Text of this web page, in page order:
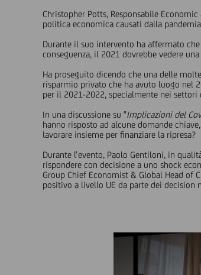
Christopher Potts, Responsabile
politica economica causati dalla
Durante il suo intervento ha affermato
conseguenza, il 2021 dovrebbe vedere
Ha proseguito dicendo che una delle
risparmio privato che ha avuto luogo nel
per il 2021-2022, specialmente nei
In una discussione su "Implicazioni del
hanno risposto ad alcune domande
lavorare insieme per finanziare la ripresa?
Durante l’evento, Paolo Gentiloni, in
rispondere con decisione a uno shock
Group Chief Economist & Global Head of
positivo a livello UE da parte dei decision